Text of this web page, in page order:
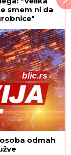
smem ni da
odmah